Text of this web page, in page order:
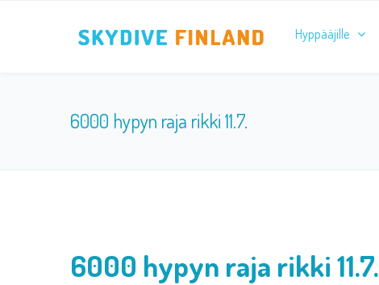
Hyppääjille
6000 hypyn raja rikki 11.7.
6000 hypyn raja rikki 11.7.